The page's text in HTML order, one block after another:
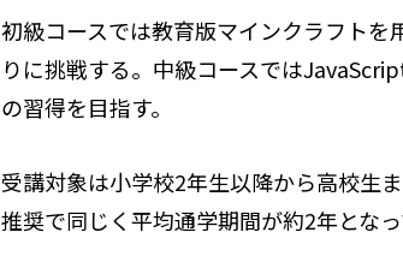
初級コースでは教育版マインクラフト
りに挑戦する。中級コースでは
の習得を目指す。
受講対象は小学校2年生以降から高校生
推奨で同じく平均通学期間が約2年となっ